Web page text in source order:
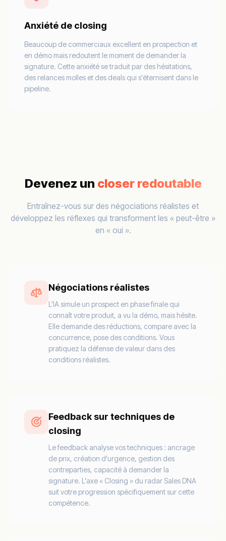
Anxiété de closing
Beaucoup de commerciaux excellent en prospection et
en démo mais redoutent le moment de demander la
signature. Cette anxiété se traduit par des hésitations,
des relances molles et des deals qui s'éternisent dans le
pipeline.
Devenez un closer redoutable
Entraînez-vous sur des négociations réalistes et
développez les réflexes qui transforment les « peut-être »
en « oui ».
Négociations réalistes
L'IA simule un prospect en phase finale qui
connaît votre produit, a vu la démo, mais hésite.
Elle demande des réductions, compare avec la
concurrence, pose des conditions. Vous
pratiquez la défense de valeur dans des
conditions réalistes.
Feedback sur techniques de
closing
Le feedback analyse vos techniques : ancrage
de prix, création d'urgence, gestion des
contreparties, capacité à demander la
signature. L'axe « Closing » du radar Sales DNA
suit votre progression spécifiquement sur cette
compétence.